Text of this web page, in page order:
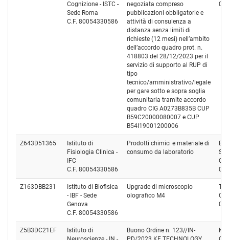
Cognizione - ISTC -
Sede Roma
C.F. 80054330586
negoziata compreso
pubblicazioni obbligatorie e
attività di consulenza a
distanza senza limiti di
richieste (12 mesi) nell’ambito
dell’accordo quadro prot. n.
418803 del 28/12/2023 per il
servizio di supporto al RUP di
tipo
tecnico/amministrativo/legale
per gare sotto e sopra soglia
comunitaria tramite accordo
quadro CIG A0273B835B CUP
B59C20000080007 e CUP
B54I19001200006
Z643D51365
Istituto di
Fisiologia Clinica -
IFC
C.F. 80054330586
Prodotti chimici e materiale di
consumo da laboratorio
Z163DBB231
Istituto di Biofisica
- IBF - Sede
Genova
C.F. 80054330586
Upgrade di microscopio
olografico M4
Z5B3DC21EF
Istituto di
Buono Ordine n. 123//IN-